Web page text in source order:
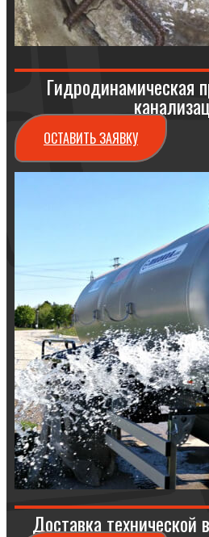
Гидродинамическая
ОСТАВИТЬ ЗАЯВКУ
Доставка технической